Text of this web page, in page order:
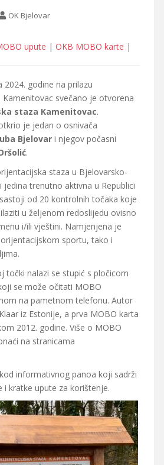
OK Bjelovar
upute | OKB MOBO karte |
2024. godine na prilazu
svečano je otvorena
staza Kamenitovac.
je jedan o osnivača
Bjelovar i njegov počasni
.
staza u Bjelovarsko-
trenutno aktivna u Republici
od 20 kontrolnih točaka koje
u željenom redoslijedu ovisno
i/ili vještini. Namjenjena je
sportu, tako i
točki nalazi se stupić s pločicom
se može očitati MOBO
na pametnom telefonu. Autor
iz Estonije, a prva MOBO karta
2012. godine. Više o MOBO
na stranicama
informativnog panoa koji sadrži
i kratke upute za korištenje.